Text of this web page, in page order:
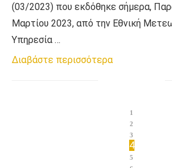
(03/2023) που εκδόθηκε σήμερα,
Μαρτίου 2023, από την Εθνική
Υπηρεσία …
Διαβάστε περισσότερα
1
2
3
4
5